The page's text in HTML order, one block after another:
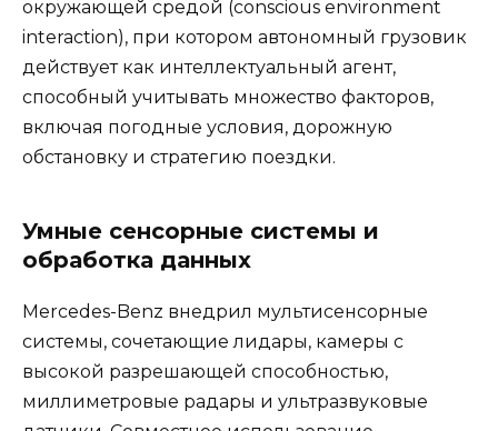
окружающей средой (conscious environment
interaction), при котором автономный грузовик
действует как интеллектуальный агент,
способный учитывать множество факторов,
включая погодные условия, дорожную
обстановку и стратегию поездки.
Умные сенсорные системы и
обработка данных
Mercedes-Benz внедрил мультисенсорные
системы, сочетающие лидары, камеры с
высокой разрешающей способностью,
миллиметровые радары и ультразвуковые